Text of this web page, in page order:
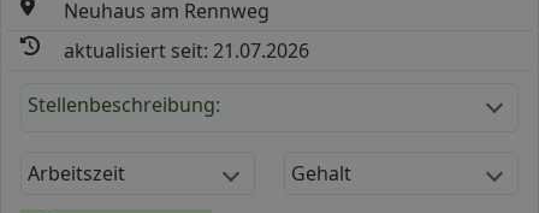
Neuhaus am Rennweg
aktualisiert seit: 21.07.2026
Stellenbeschreibung:
Arbeitszeit Gehalt